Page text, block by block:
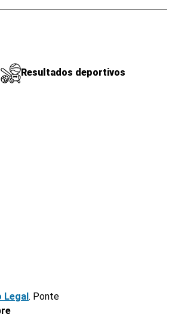
Resultados deportivos
Legal. Ponte